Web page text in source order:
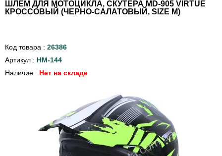
ШЛЕМ ДЛЯ МОТОЦИКЛА, СКУТЕРА MD-905 VIRTUE
КРОССОВЫЙ (ЧЕРНО-САЛАТОВЫЙ, SIZE M)
Код товара : 26386
Артикул : HM-144
Наличие : Нет на складе